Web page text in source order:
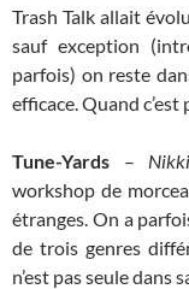
Trash Talk allait
sauf exception
parfois) on reste
efficace. Quand
Tune-Yards –
workshop de
étranges. On a
de trois genres
n’est pas seule dans